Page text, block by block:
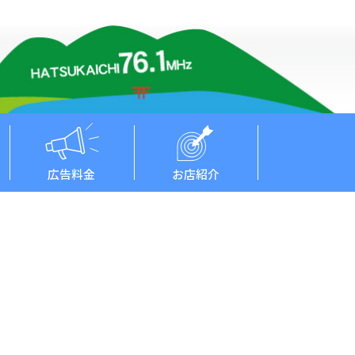
広告料金 お店紹介